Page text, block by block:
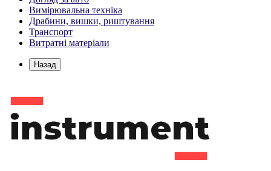
Вимірювальна техніка
Драбини, вишки, риштування
Транспорт
Витратні матеріали
Назад